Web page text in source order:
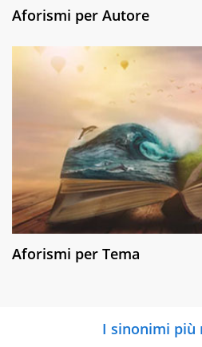
Aforismi per Autore
Aforismi per Tema
I sinonimi più